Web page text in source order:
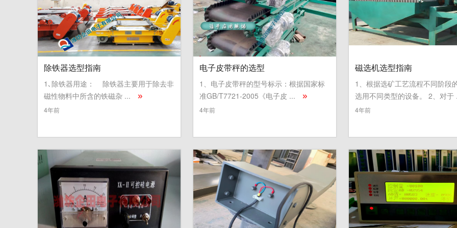
除铁器选型指南
1､除铁器用途： 除铁器主要用于除去非
磁性物料中所含的铁磁杂 ...
»
4年前
电子皮带秤的选型
1、电子皮带秤的型号标示：根据国家标
准GB/T7721-2005《电子皮 ...
»
4年前
磁选机选型指南
1、根据选矿工艺流程不同阶段
选用不同类型的设备。 2、对
4年前